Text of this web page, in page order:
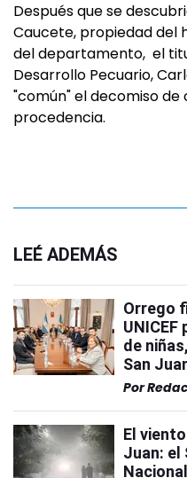
Después que se
Caucete, propiedad del
del departamento, el
Desarrollo Pecuario,
"común" el decomiso de
procedencia.
LEÉ ADEMÁS
Orrego
de
San
Por
El
Juan: el